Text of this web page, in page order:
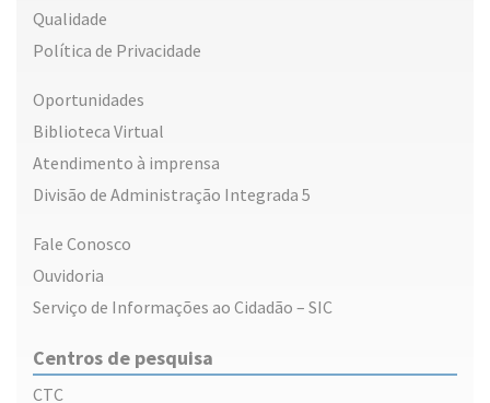
Qualidade
Política de Privacidade
Oportunidades
Biblioteca Virtual
Atendimento à imprensa
Divisão de Administração Integrada 5
Fale Conosco
Ouvidoria
Serviço de Informações ao Cidadão – SIC
Centros de pesquisa
CTC